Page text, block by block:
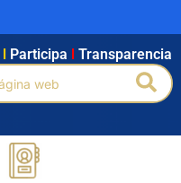
Intranet Búsqueda avanzada
Participa Transparencia